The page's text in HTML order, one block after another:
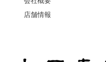
店舗情報